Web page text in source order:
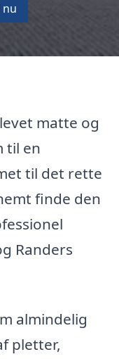
nu
matte og
til en
til det rette
finde den
Randers
almindelig
pletter,